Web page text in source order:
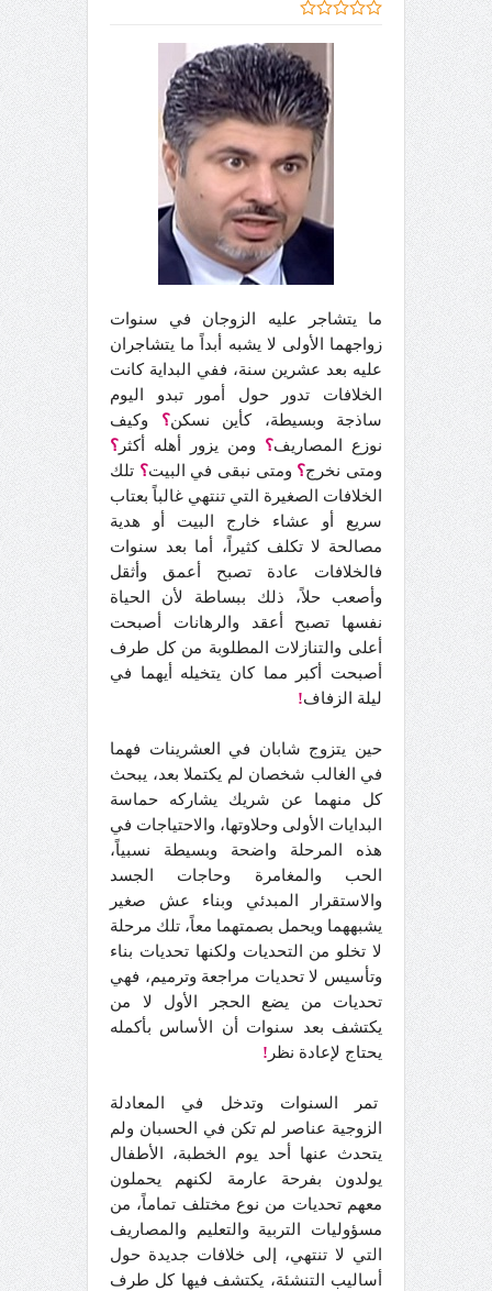
ما يتشاجر عليه الزوجان في سنوات
زواجهما الأولى لا يشبه أبداً ما يتشاجران
عليه بعد عشرين سنة، ففي البداية كانت
الخلافات تدور حول أمور تبدو اليوم
ساذجة وبسيطة، كأين نسكن؟ وكيف
نوزع المصاريف؟ ومن يزور أهله أكثر ؟
ومتى نخرج؟ ومتى نبقى في البيت؟ تلك
الخلافات الصغيرة التي تنتهي غالباً بعتاب
سريع أو عشاء خارج البيت أو هدية
مصالحة لا تكلف كثيراً، أما بعد سنوات
فالخلافات عادة تصبح أعمق وأثقل
وأصعب حلاً، ذلك ببساطة لأن الحياة
نفسها تصبح أعقد والرهانات أصبحت
أعلى والتنازلات المطلوبة من كل طرف
أصبحت أكبر مما كان يتخيله أيهما في
ليلة الزفاف!
حين يتزوج شابان في العشرينات فهما
في الغالب شخصان لم يكتملا بعد، يبحث
كل منهما عن شريك يشاركه حماسة
البدايات الأولى وحلاوتها، والاحتياجات في
هذه المرحلة واضحة وبسيطة نسبياً،
الحب والمغامرة وحاجات الجسد
والاستقرار المبدئي وبناء عش صغير
يشبههما ويحمل بصمتهما معاً، تلك مرحلة
لا تخلو من التحديات ولكنها تحديات بناء
وتأسيس لا تحديات مراجعة وترميم، فهي
تحديات من يضع الحجر الأول لا من
يكتشف بعد سنوات أن الأساس بأكمله
يحتاج لإعادة نظر !
تمر السنوات وتدخل في المعادلة
الزوجية عناصر لم تكن في الحسبان ولم
يتحدث عنها أحد يوم الخطبة، الأطفال
يولدون بفرحة عارمة لكنهم يحملون
معهم تحديات من نوع مختلف تماماً، من
مسؤوليات التربية والتعليم والمصاريف
التي لا تنتهي، إلى خلافات جديدة حول
أساليب التنشئة، يكتشف فيها كل طرف